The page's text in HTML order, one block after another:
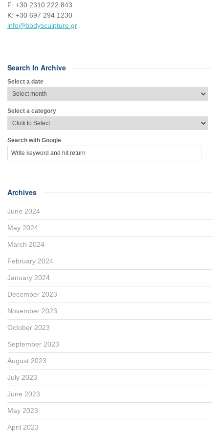
F: +30 2310 222 843
Κ: +30 697 294 1230
info@bodysculpture.gr
Search In Archive
Select a date
Select a category
Search with Google
Archives
June 2024
May 2024
March 2024
February 2024
January 2024
December 2023
November 2023
October 2023
September 2023
August 2023
July 2023
June 2023
May 2023
April 2023